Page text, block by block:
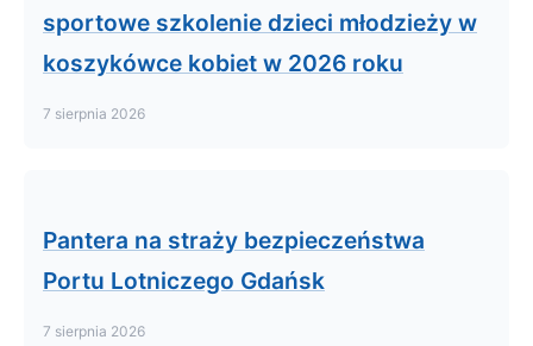
sportowe szkolenie dzieci młodzieży w
koszykówce kobiet w 2026 roku
7 sierpnia 2026
Pantera na straży bezpieczeństwa
Portu Lotniczego Gdańsk
7 sierpnia 2026